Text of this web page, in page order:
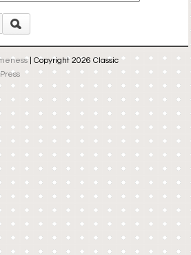
| Copyright 2026 Classic